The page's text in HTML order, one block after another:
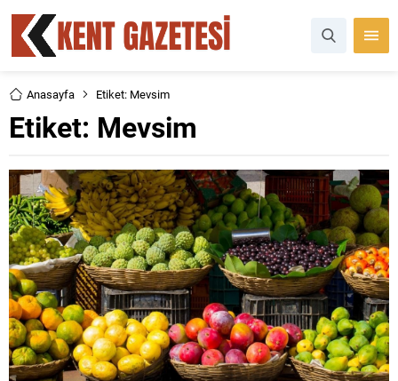
Anasayfa Etiket: Mevsim
Etiket: Mevsim